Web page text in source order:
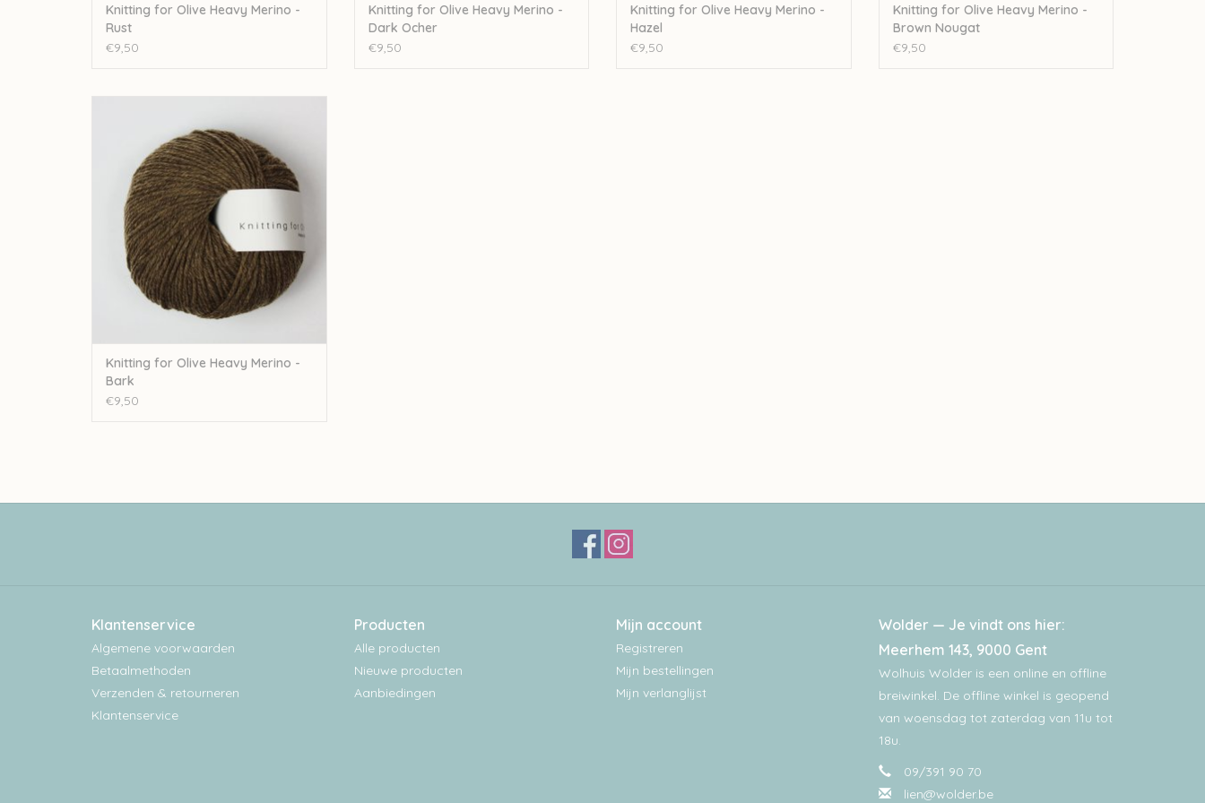
Knitting for Olive Heavy Merino -
Rust
€9,50
Knitting for Olive Heavy Merino -
Dark Ocher
€9,50
Knitting for Olive Heavy Merino -
Hazel
€9,50
Knitting for Olive Heavy Merino -
Brown Nougat
€9,50
TOEVOEGEN AAN WINKELWAGEN
Knitting for Olive Heavy Merino -
Bark
€9,50
Klantenservice
Algemene voorwaarden
Betaalmethoden
Verzenden & retourneren
Klantenservice
Producten
Alle producten
Nieuwe producten
Aanbiedingen
Mijn account
Registreren
Mijn bestellingen
Mijn verlanglijst
Wolder — Je vindt ons hier:
Meerhem 143, 9000 Gent
Wolhuis Wolder is een online en offline
breiwinkel. De offline winkel is geopend
van woensdag tot zaterdag van 11u tot
18u.
09/391 90 70
lien@wolder.be